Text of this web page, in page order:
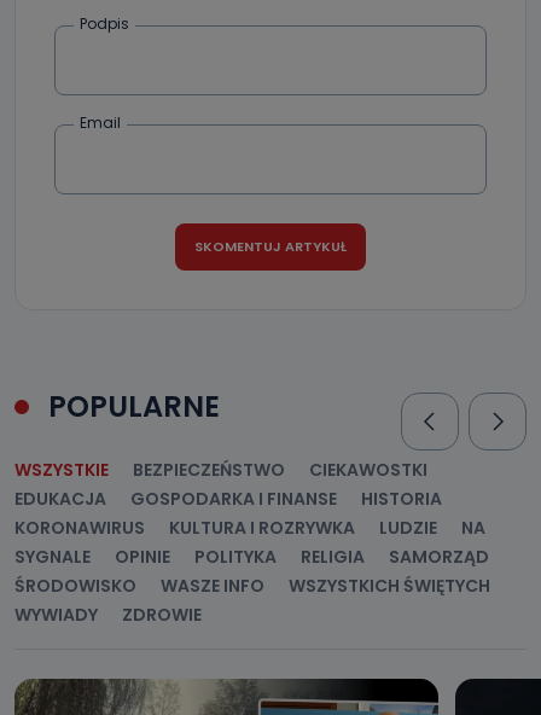
Podpis
Email
POPULARNE
WSZYSTKIE BEZPIECZEŃSTWO
CIEKAWOSTKI
EDUKACJA
GOSPODARKA I FINANSE
HISTORIA
KORONAWIRUS
KULTURA I ROZRYWKA LUDZIE
NA
SYGNALE
OPINIE POLITYKA RELIGIA
SAMORZĄD
ŚRODOWISKO
WASZE INFO
WSZYSTKICH ŚWIĘTYCH
WYWIADY
ZDROWIE